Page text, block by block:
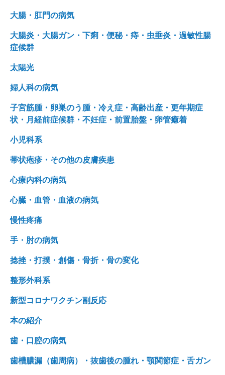
大腸・肛門の病気
大腸炎・大腸ガン・下痢・便秘・痔・虫垂炎・過敏性腸
症候群
太陽光
婦人科の病気
子宮筋腫・卵巣のう腫・冷え症・高齢出産・更年期症
状・月経前症候群・不妊症・前置胎盤・卵管癒着
小児科系
帯状疱疹・その他の皮膚疾患
心療内科の病気
心臓・血管・血液の病気
慢性疼痛
手・肘の病気
捻挫・打撲・創傷・骨折・骨の変化
整形外科系
新型コロナワクチン副反応
本の紹介
歯・口腔の病気
歯槽膿漏（歯周病）・抜歯後の腫れ・顎関節症・舌ガン